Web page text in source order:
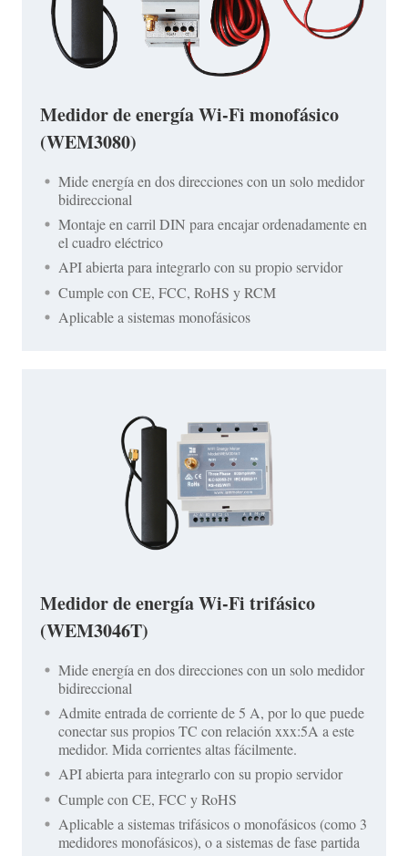
Medidor de energía Wi-Fi monofásico
(WEM3080)
Mide energía en dos direcciones con un solo medidor
bidireccional
Montaje en carril DIN para encajar ordenadamente en
el cuadro eléctrico
API abierta para integrarlo con su propio servidor
Cumple con CE, FCC, RoHS y RCM
Aplicable a sistemas monofásicos
Medidor de energía Wi-Fi trifásico
(WEM3046T)
Mide energía en dos direcciones con un solo medidor
bidireccional
Admite entrada de corriente de 5 A, por lo que puede
conectar sus propios TC con relación xxx:5A a este
medidor. Mida corrientes altas fácilmente.
API abierta para integrarlo con su propio servidor
Cumple con CE, FCC y RoHS
Aplicable a sistemas trifásicos o monofásicos (como 3
medidores monofásicos), o a sistemas de fase partida